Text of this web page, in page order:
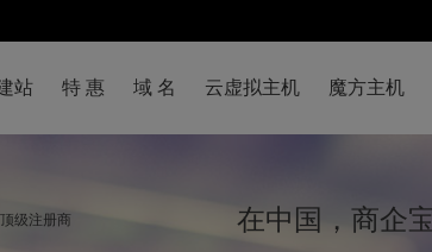
站 特 惠 域 名 云虚拟主机 魔方主机
级注册商 在中国，商企